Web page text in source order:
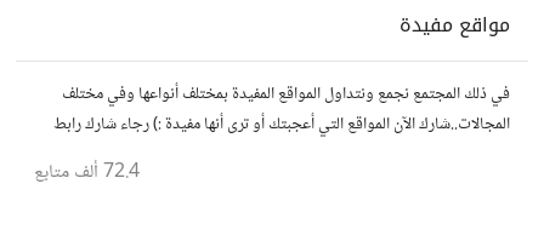
مواقع مفيدة
في ذلك المجتمع نجمع ونتداول المواقع المفيدة بمختلف أنواعها وفي مختلف
المجالات..شارك الآن المواقع التي أعجبتك أو ترى أنها مفيدة :) رجاء شارك رابط
72.4 ألف متابع